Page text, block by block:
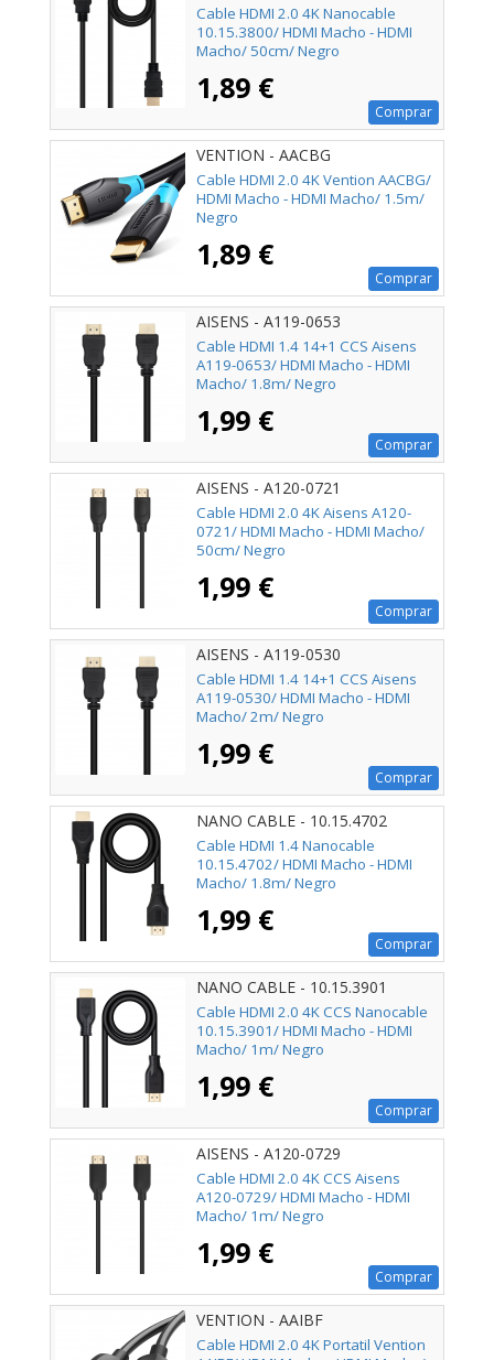
Cable HDMI 2.0 4K Nanocable
10.15.3800/ HDMI Macho - HDMI
Macho/ 50cm/ Negro
1,89 €
Comprar
VENTION - AACBG
Cable HDMI 2.0 4K Vention AACBG/
HDMI Macho - HDMI Macho/ 1.5m/
Negro
1,89 €
Comprar
AISENS - A119-0653
Cable HDMI 1.4 14+1 CCS Aisens
A119-0653/ HDMI Macho - HDMI
Macho/ 1.8m/ Negro
1,99 €
Comprar
AISENS - A120-0721
Cable HDMI 2.0 4K Aisens A120-
0721/ HDMI Macho - HDMI Macho/
50cm/ Negro
1,99 €
Comprar
AISENS - A119-0530
Cable HDMI 1.4 14+1 CCS Aisens
A119-0530/ HDMI Macho - HDMI
Macho/ 2m/ Negro
1,99 €
Comprar
NANO CABLE - 10.15.4702
Cable HDMI 1.4 Nanocable
10.15.4702/ HDMI Macho - HDMI
Macho/ 1.8m/ Negro
1,99 €
Comprar
NANO CABLE - 10.15.3901
Cable HDMI 2.0 4K CCS Nanocable
10.15.3901/ HDMI Macho - HDMI
Macho/ 1m/ Negro
1,99 €
Comprar
AISENS - A120-0729
Cable HDMI 2.0 4K CCS Aisens
A120-0729/ HDMI Macho - HDMI
Macho/ 1m/ Negro
1,99 €
Comprar
VENTION - AAIBF
Cable HDMI 2.0 4K Portatil Vention